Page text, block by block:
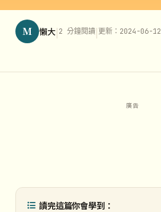
M 懶大|2 分鐘閱讀|更新：2024-06-12
讀完這篇你會學到：